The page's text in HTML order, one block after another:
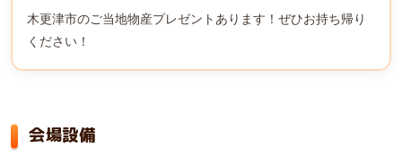
木更津市のご当地物産プレゼントあります！ぜひお持ち帰り
ください！
会場設備